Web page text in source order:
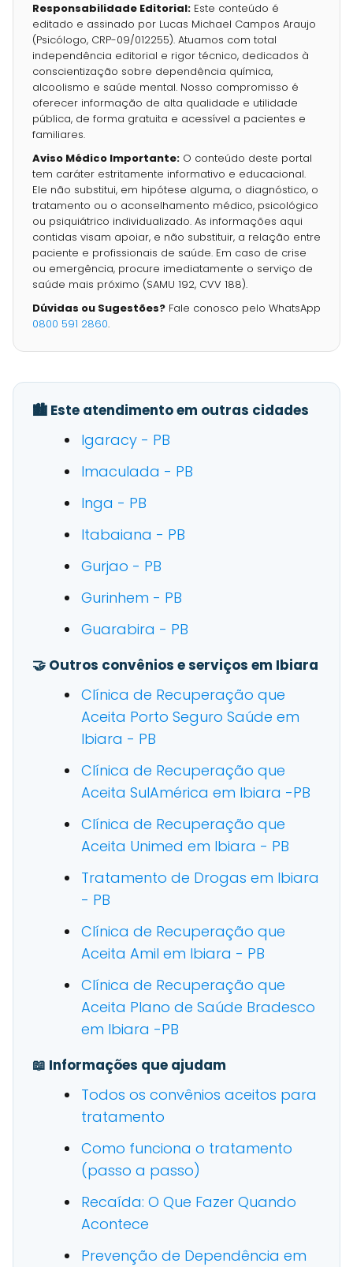
Responsabilidade Editorial: Este conteúdo é
editado e assinado por Lucas Michael Campos Araujo
(Psicólogo, CRP-09/012255). Atuamos com total
independência editorial e rigor técnico, dedicados à
conscientização sobre dependência química,
alcoolismo e saúde mental. Nosso compromisso é
oferecer informação de alta qualidade e utilidade
pública, de forma gratuita e acessível a pacientes e
familiares.
Aviso Médico Importante: O conteúdo deste portal
tem caráter estritamente informativo e educacional.
Ele não substitui, em hipótese alguma, o diagnóstico, o
tratamento ou o aconselhamento médico, psicológico
ou psiquiátrico individualizado. As informações aqui
contidas visam apoiar, e não substituir, a relação entre
paciente e profissionais de saúde. Em caso de crise
ou emergência, procure imediatamente o serviço de
saúde mais próximo (SAMU 192, CVV 188).
Dúvidas ou Sugestões? Fale conosco pelo WhatsApp
0800 591 2860.
🏙️ Este atendimento em outras cidades
Igaracy - PB
Imaculada - PB
Inga - PB
Itabaiana - PB
Gurjao - PB
Gurinhem - PB
Guarabira - PB
🤝 Outros convênios e serviços em Ibiara
Clínica de Recuperação que
Aceita Porto Seguro Saúde em
Ibiara - PB
Clínica de Recuperação que
Aceita SulAmérica em Ibiara -PB
Clínica de Recuperação que
Aceita Unimed em Ibiara - PB
Tratamento de Drogas em Ibiara
- PB
Clínica de Recuperação que
Aceita Amil em Ibiara - PB
Clínica de Recuperação que
Aceita Plano de Saúde Bradesco
em Ibiara -PB
📖 Informações que ajudam
Todos os convênios aceitos para
tratamento
Como funciona o tratamento
(passo a passo)
Recaída: O Que Fazer Quando
Acontece
Prevenção de Dependência em